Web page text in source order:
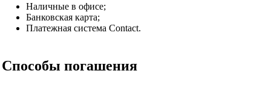
Наличные в офисе;
Банковская карта;
Платежная система Contact.
Способы погашения